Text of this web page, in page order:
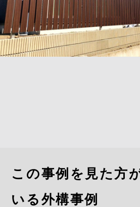
この事例を見た方
いる外構事例